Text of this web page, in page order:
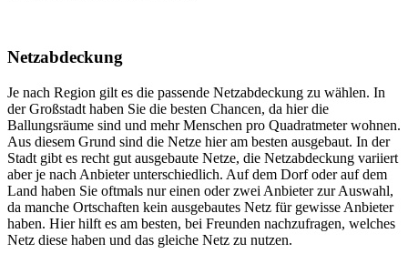
Netzabdeckung
Je nach Region gilt es die passende Netzabdeckung zu wählen. In
der Großstadt haben Sie die besten Chancen, da hier die
Ballungsräume sind und mehr Menschen pro Quadratmeter wohnen.
Aus diesem Grund sind die Netze hier am besten ausgebaut. In der
Stadt gibt es recht gut ausgebaute Netze, die Netzabdeckung variiert
aber je nach Anbieter unterschiedlich. Auf dem Dorf oder auf dem
Land haben Sie oftmals nur einen oder zwei Anbieter zur Auswahl,
da manche Ortschaften kein ausgebautes Netz für gewisse Anbieter
haben. Hier hilft es am besten, bei Freunden nachzufragen, welches
Netz diese haben und das gleiche Netz zu nutzen.